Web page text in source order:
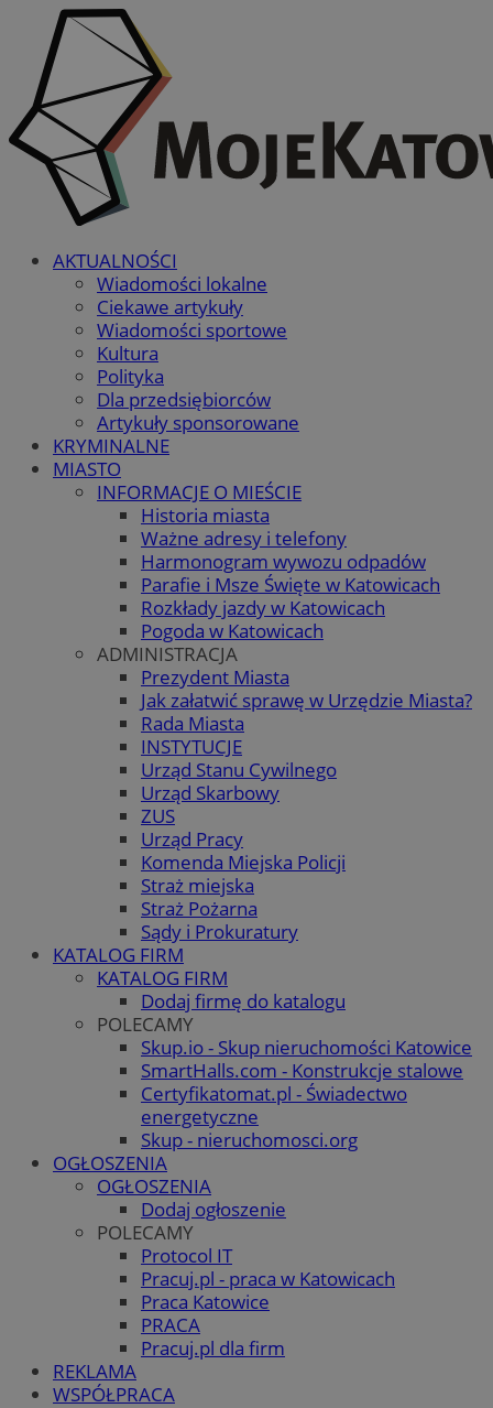
AKTUALNOŚCI
Wiadomości lokalne
Ciekawe artykuły
Wiadomości sportowe
Kultura
Polityka
Dla przedsiębiorców
Artykuły sponsorowane
KRYMINALNE
MIASTO
INFORMACJE O MIEŚCIE
Historia miasta
Ważne adresy i telefony
Harmonogram wywozu odpadów
Parafie i Msze Święte w Katowicach
Rozkłady jazdy w Katowicach
Pogoda w Katowicach
ADMINISTRACJA
Prezydent Miasta
Jak załatwić sprawę w Urzędzie Miasta?
Rada Miasta
INSTYTUCJE
Urząd Stanu Cywilnego
Urząd Skarbowy
ZUS
Urząd Pracy
Komenda Miejska Policji
Straż miejska
Straż Pożarna
Sądy i Prokuratury
KATALOG FIRM
KATALOG FIRM
Dodaj firmę do katalogu
POLECAMY
Skup.io - Skup nieruchomości Katowice
SmartHalls.com - Konstrukcje stalowe
Certyfikatomat.pl - Świadectwo
energetyczne
Skup - nieruchomosci.org
OGŁOSZENIA
OGŁOSZENIA
Dodaj ogłoszenie
POLECAMY
Protocol IT
Pracuj.pl - praca w Katowicach
Praca Katowice
PRACA
Pracuj.pl dla firm
REKLAMA
WSPÓŁPRACA